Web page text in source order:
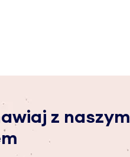
z naszym